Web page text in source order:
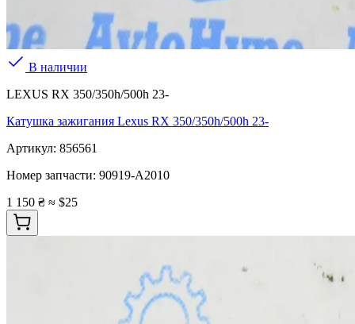
В наличии
LEXUS RX 350/350h/500h 23-
Катушка зажигания Lexus RX 350/350h/500h 23-
Артикул: 856561
Номер запчасти: 90919-A2010
1 150 ₴ ≈ $25